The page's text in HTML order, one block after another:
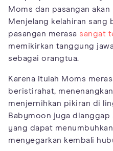
Moms dan pasangan
Menjelang kelahiran sang
pasangan merasa sangat
memikirkan tanggung
sebagai orangtua.
Karena itulah Moms
beristirahat,
menjernihkan pikiran di
Babymoon juga
yang dapat
menyegarkan kembali